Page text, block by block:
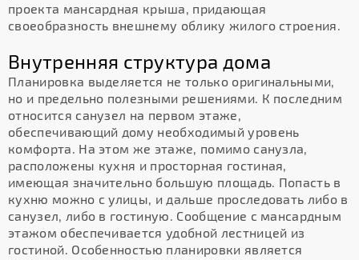
проекта мансардная крыша, придающая
своеобразность внешнему облику жилого строения.
Внутренняя структура дома
Планировка выделяется не только оригинальными,
но и предельно полезными решениями. К последним
относится санузел на первом этаже,
обеспечивающий дому необходимый уровень
комфорта. На этом же этаже, помимо санузла,
расположены кухня и просторная гостиная,
имеющая значительно большую площадь. Попасть в
кухню можно с улицы, и дальше проследовать либо в
санузел, либо в гостиную. Сообщение с мансардным
этажом обеспечивается удобной лестницей из
гостиной. Особенностью планировки является